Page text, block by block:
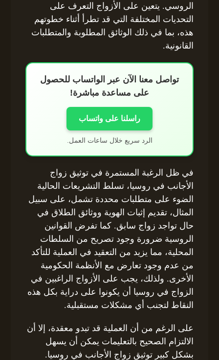
الروسي. يتعين على الأزواج التعرف على
التحديات المختلفة التي قد تطرأ أثناء خطوتهم
هذه، بما في ذلك الوثائق المطلوبة والمتطلبات
القانونية.
تواصل معنا الآن عبر الواتساب للحصول
على مساعدة مباشرة!
راسلنا على واتساب
الرد سريع خلال ساعات العمل.
في ظل الرغبة المستمرة في توثيق زواج
الأجانب في روسيا، تسلط التشريعات الحالية
الضوء على متطلبات محددة تشمل، على سبيل
المثال، تقديم إثبات الهوية ووثائق الطلاق في
حال تواجد زواج سابق. كما تفرض القوانين
الروسية ضرورة وجود تصريح من السلطات
المحلية، مما يزيد من التعقيد في العملية للتأكد
من عدم وجود تعارض مع الأنظمة الحكومية
الأخرى. ولذلك، يجب على الأزواج الراغبين في
الزواج في روسيا أن يكونوا على دراية بكل هذه
النقاط لتجنب أي مشكلات مستقبلية.
على الرغم من أن العملية قد تبدو معقدة، إلا أن
الالتزام الصحيح بالتعليمات يمكن أن يسهل
بشكل كبير توثيق زواج الأجانب في روسيا.